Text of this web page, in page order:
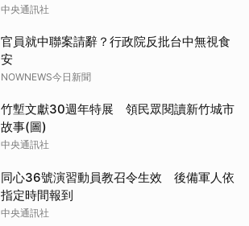
中央通訊社
官員就中聯案請辭？行政院反批台中無視食
安
NOWNEWS今日新聞
竹塹文獻30週年特展 領民眾閱讀新竹城市
故事(圖)
中央通訊社
同心36號演習動員教召令生效 後備軍人依
指定時間報到
中央通訊社